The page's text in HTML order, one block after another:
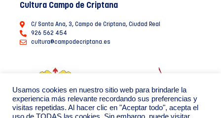
Cultura Campo de Criptana
C/ Santa Ana, 3, Campo de Criptana, Ciudad Real
926 562 454
cultura@campodecriptana.es
Usamos cookies en nuestro sitio web para brindarle la
experiencia más relevante recordando sus preferencias y
visitas repetidas. Al hacer clic en "Aceptar todo", acepta el